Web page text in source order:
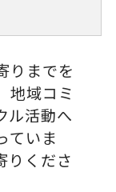
りまでを
地域コミ
ル活動へ
ていま
りくださ